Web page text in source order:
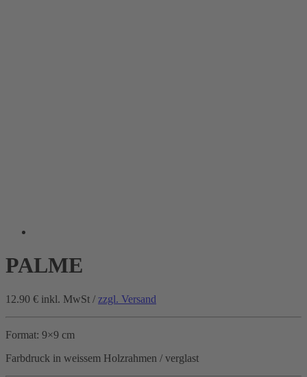
PALME
12.90 € inkl. MwSt / zzgl. Versand
Format: 9×9 cm
Farbdruck in weissem Holzrahmen / verglast